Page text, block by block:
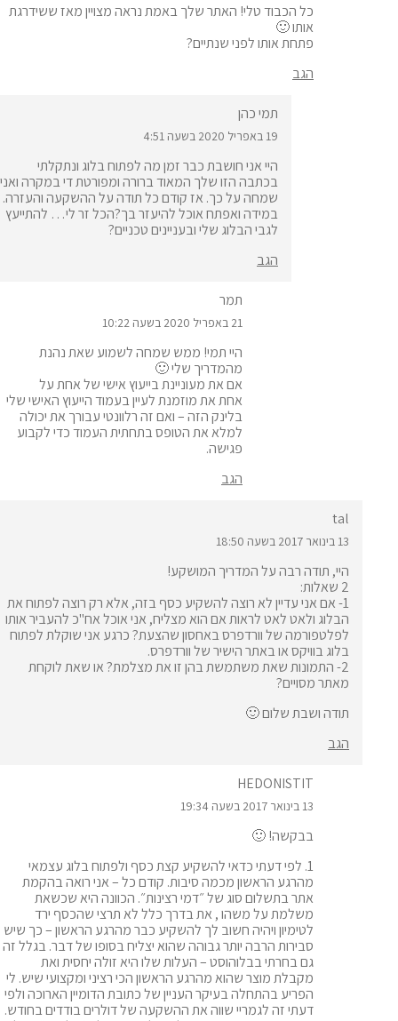
כל הכבוד טלי! האתר שלך באמת נראה מצויין מאז ששידרגת
אותו 🙂
פתחת אותו לפני שנתיים?
הגב
תמי כהן
19 באפריל 2020 בשעה 4:51
היי אני חושבת כבר זמן מה לפתוח בלוג ונתקלתי
בכתבה הזו שלך המאוד ברורה ומפורטת די במקרה ואני
שמחה על כך. אז קודם כל תודה על ההשקעה והעזרה.
במידה ואפתח אוכל להיעזר בך?הכל זר לי… להתייעץ
לגבי הבלוג שלי ובעניינים טכניים?
הגב
תמר
21 באפריל 2020 בשעה 10:22
היי תמי! ממש שמחה לשמוע שאת נהנת
מהמדריך שלי 🙂
אם את מעוניינת בייעוץ אישי של אחת על
אחת את מוזמנת לעייןבעמוד הייעוץ האישי שלי
בלינק הזה– ואם זה רלוונטי עבורך את יכולה
למלא את הטופס בתחתית העמוד כדי לקבוע
פגישה.
הגב
tal
13 בינואר 2017 בשעה 18:50
היי, תודה רבה על המדריך המושקע!
2 שאלות:
1- אם אני עדיין לא רוצה להשקיע כסף בזה, אלא רק רוצה לפתוח את
הבלוג ולאט לאט לראות אם הוא מצליח, אני אוכל אח"כ להעביר אותו
לפלטפורמה של וורדפרס באחסון שהצעת? כרגע אני שוקלת לפתוח
בלוג בוויקס או באתר הישיר של וורדפרס.
2- התמונות שאת משתמשת בהן זו את מצלמת? או שאת לוקחת
מאתר מסויים?
תודה ושבת שלום 🙂
הגב
HEDONISTIT
13 בינואר 2017 בשעה 19:34
בבקשה! 🙂
1. לפי דעתי כדאי להשקיע קצת כסף ולפתוח בלוג עצמאי
מהרגע הראשון מכמה סיבות. קודם כל – אני רואה בהקמת
אתר בתשלום סוג של ״דמי רצינות״. הכוונה היא שכשאת
משלמת על משהו , את בדרך כלל לא תרצי שהכסף ירד
לטימיון ויהיה חשוב לך להשקיע כבר מהרגע הראשון – כך שיש
סבירות הרבה יותר גבוהה שהוא יצליח בסופו של דבר. בגלל זה
גם בחרתי בבלוהוסט – העלות שלו היא זולה יחסית ואת
מקבלת מוצר שהוא מהרגע הראשון הכי רציני ומקצועי שיש. לי
הפריע בהתחלה בעיקר העניין של כתובת הדומיין הארוכה ולפי
דעתי זה לגמריי שווה את ההשקעה של דולרים בודדים בחודש.